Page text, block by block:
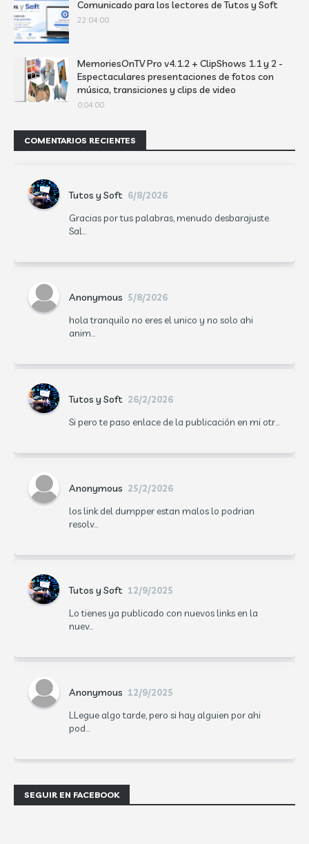
Comunicado para los lectores de Tutos y Soft
22:04:00
MemoriesOnTV Pro v4.1.2 + ClipShows 1.1 y 2 -
Espectaculares presentaciones de fotos con
música, transiciones y clips de video
0:04:00
COMENTARIOS RECIENTES
Tutos y Soft 6/8/2026
Gracias por tus palabras, menudo desbarajuste.
Sal...
Anonymous 5/8/2026
hola tranquilo no eres el unico y no solo ahi
anim...
Tutos y Soft 26/2/2026
Si pero te paso enlace de la publicación en mi otr...
Anonymous 25/2/2026
los link del dumpper estan malos lo podrian
resolv...
Tutos y Soft 12/9/2025
Lo tienes ya publicado con nuevos links en la
nuev...
Anonymous 12/9/2025
LLegue algo tarde, pero si hay alguien por ahi
pod...
SEGUIR EN FACEBOOK